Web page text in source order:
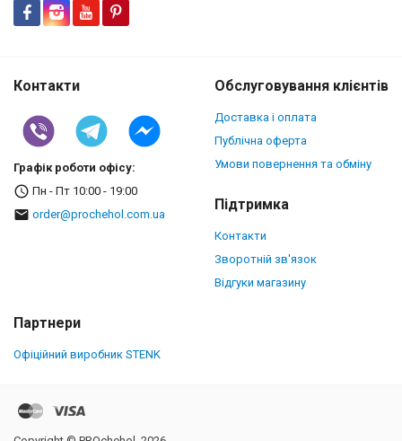
Контакти
Графік роботи офісу:
Пн - Пт 10:00 - 19:00
order@prochehol.com.ua
Обслуговування клієнтів
Доставка і оплата
Публічна оферта
Умови повернення та обміну
Підтримка
Контакти
Зворотній зв'язок
Відгуки магазину
Партнери
Офіційний виробник STENK